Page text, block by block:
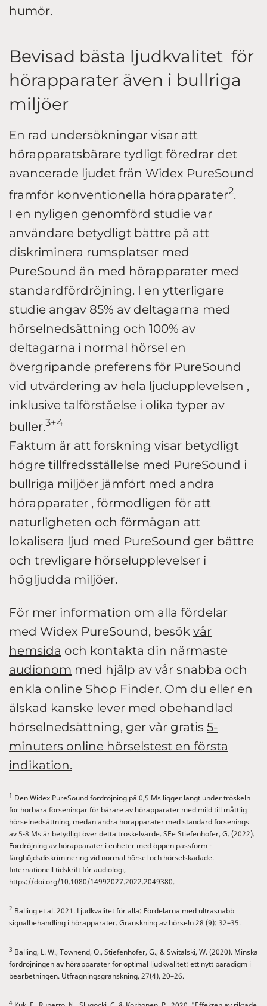
humör.
Bevisad bästa ljudkvalitet för
hörapparater även i bullriga
miljöer
En rad undersökningar visar att
hörapparatsbärare tydligt föredrar det
avancerade ljudet från Widex PureSound
framför konventionella hörapparater2.
I en nyligen genomförd studie var
användare betydligt bättre på att
diskriminera rumsplatser med
PureSound än med hörapparater med
standardfördröjning. I en ytterligare
studie angav 85% av deltagarna med
hörselnedsättning och 100% av
deltagarna i normal hörsel en
övergripande preferens för PureSound
vid utvärdering av hela ljudupplevelsen ,
inklusive talförståelse i olika typer av
buller.3+4
Faktum är att forskning visar betydligt
högre tillfredsställelse med PureSound i
bullriga miljöer jämfört med andra
hörapparater , förmodligen för att
naturligheten och förmågan att
lokalisera ljud med PureSound ger bättre
och trevligare hörselupplevelser i
högljudda miljöer.
För mer information om alla fördelar
med Widex PureSound, besök vår
hemsida och kontakta din närmaste
audionom med hjälp av vår snabba och
enkla online Shop Finder. Om du eller en
älskad kanske lever med obehandlad
hörselnedsättning, ger vår gratis 5-
minuters online hörselstest en första
indikation.
1 Den Widex PureSound fördröjning på 0,5 Ms ligger långt under tröskeln
för hörbara förseningar för bärare av hörapparater med mild till måttlig
hörselnedsättning, medan andra hörapparater med standard försenings
av 5-8 Ms är betydligt över detta tröskelvärde. SEe Stiefenhofer, G. (2022).
Fördröjning av hörapparater i enheter med öppen passform -
färghöjdsdiskriminering vid normal hörsel och hörselskadade.
Internationell tidskrift för audiologi,
https://doi.org/10.1080/14992027.2022.2049380.
2 Balling et al. 2021. Ljudkvalitet för alla: Fördelarna med ultrasnabb
signalbehandling i hörapparater. Granskning av hörseln 28 (9): 32–35.
3 Balling, L. W., Townend, O., Stiefenhofer, G., & Switalski, W. (2020). Minska
fördröjningen av hörapparater för optimal ljudkvalitet: ett nytt paradigm i
bearbetningen. Utfrågningsgranskning, 27(4), 20–26.
4